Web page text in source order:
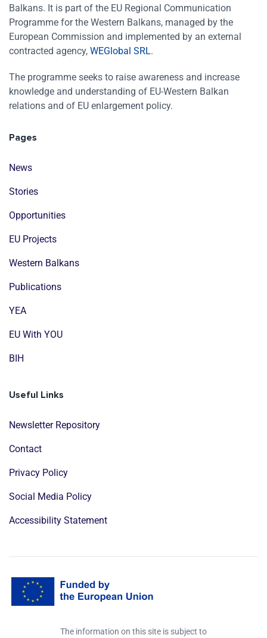
Balkans. It is part of the EU Regional Communication
Programme for the Western Balkans, managed by the
European Commission and implemented by an external
contracted agency, WEGlobal SRL.
The programme seeks to raise awareness and increase
knowledge and understanding of EU-Western Balkan
relations and of EU enlargement policy.
Pages
News
Stories
Opportunities
EU Projects
Western Balkans
Publications
YEA
EU With YOU
BIH
Useful Links
Newsletter Repository
Contact
Privacy Policy
Social Media Policy
Accessibility Statement
The information on this site is subject to